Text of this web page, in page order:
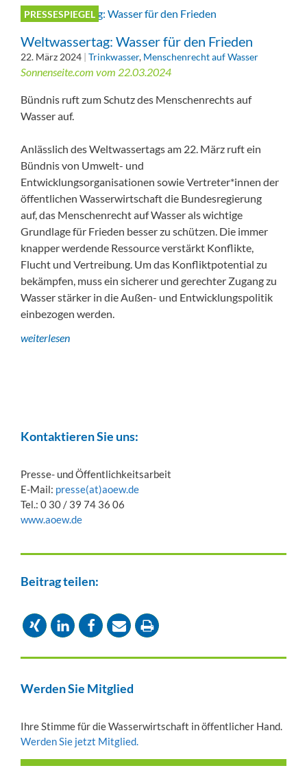
PRESSESPIEGEL
Weltwassertag: Wasser für den Frieden
22. März 2024 | Trinkwasser, Menschenrecht auf Wasser
Sonnenseite.com vom 22.03.2024
Bündnis ruft zum Schutz des Menschenrechts auf
Wasser auf.
Anlässlich des Weltwassertags am 22. März ruft ein
Bündnis von Umwelt- und
Entwicklungsorganisationen sowie Vertreter*innen der
öffentlichen Wasserwirtschaft die Bundesregierung
auf, das Menschenrecht auf Wasser als wichtige
Grundlage für Frieden besser zu schützen. Die immer
knapper werdende Ressource verstärkt Konflikte,
Flucht und Vertreibung. Um das Konfliktpotential zu
bekämpfen, muss ein sicherer und gerechter Zugang zu
Wasser stärker in die Außen- und Entwicklungspolitik
einbezogen werden.
weiterlesen
Kontaktieren Sie uns:
Presse- und Öffentlichkeitsarbeit
E-Mail: presse(at)aoew.de
Tel.: 0 30 / 39 74 36 06
www.aoew.de
Beitrag teilen:
Werden Sie Mitglied
Ihre Stimme für die Wasserwirtschaft in öffentlicher Hand.
Werden Sie jetzt Mitglied.